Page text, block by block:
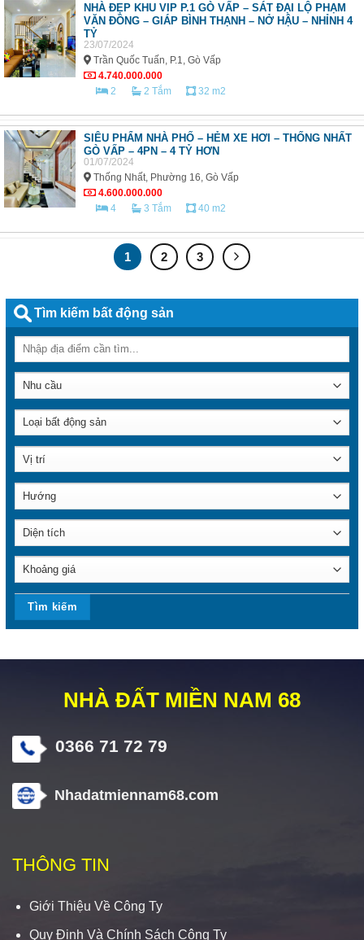
NHÀ ĐẸP KHU VIP P.1 GÒ VẤP – SÁT ĐẠI LỘ PHẠM
VĂN ĐỒNG – GIÁP BÌNH THẠNH – NỞ HẬU – NHỈNH 4
TỶ
23/07/2024
Trần Quốc Tuấn, P.1, Gò Vấp
4.740.000.000
2
2 Tắm 32 m2
SIÊU PHẨM NHÀ PHỐ – HẺM XE HƠI – THỐNG NHẤT
GÒ VẤP – 4PN – 4 TỶ HƠN
01/07/2024
Thống Nhất, Phường 16, Gò Vấp
4.600.000.000
4
3 Tắm 40 m2
1 2 3
Tìm kiếm bất động sản
NHÀ ĐẤT MIỀN NAM 68
0366 71 72 79
Nhadatmiennam68.com
THÔNG TIN
Giới Thiệu Về Công Ty
Quy Định Và Chính Sách Công Ty